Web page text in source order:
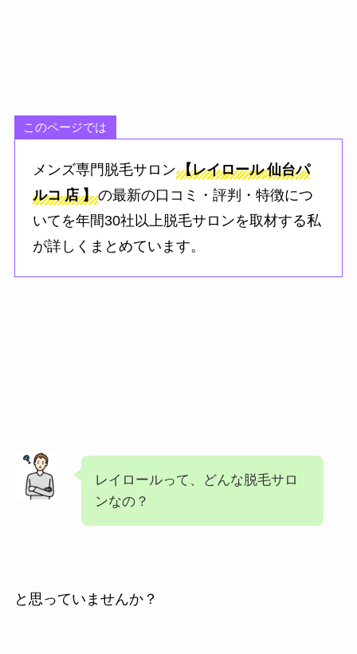
このページでは
メンズ専門脱毛サロン【レイロール 仙台パ
ルコ 店 】の最新の口コミ・評判・特徴につ
いてを年間30社以上脱毛サロンを取材する私
が詳しくまとめています。
レイロールって、どんな脱毛サロ
ンなの？
と思っていませんか？